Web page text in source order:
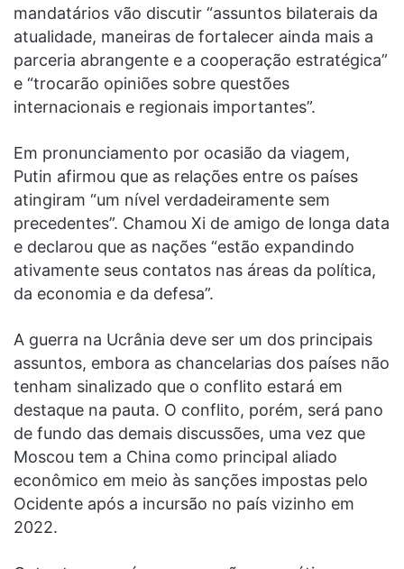
mandatários vão discutir “assuntos bilaterais da
atualidade, maneiras de fortalecer ainda mais a
parceria abrangente e a cooperação estratégica”
e “trocarão opiniões sobre questões
internacionais e regionais importantes”.
Em pronunciamento por ocasião da viagem,
Putin afirmou que as relações entre os países
atingiram “um nível verdadeiramente sem
precedentes”. Chamou Xi de amigo de longa data
e declarou que as nações “estão expandindo
ativamente seus contatos nas áreas da política,
da economia e da defesa”.
A guerra na Ucrânia deve ser um dos principais
assuntos, embora as chancelarias dos países não
tenham sinalizado que o conflito estará em
destaque na pauta. O conflito, porém, será pano
de fundo das demais discussões, uma vez que
Moscou tem a China como principal aliado
econômico em meio às sanções impostas pelo
Ocidente após a incursão no país vizinho em
2022.